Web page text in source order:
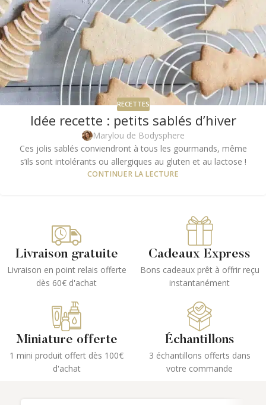
RECETTES
Idée recette : petits sablés d’hiver
Marylou de Bodysphere
Ces jolis sablés conviendront à tous les gourmands, même
s’ils sont intolérants ou allergiques au gluten et au lactose !
CONTINUER LA LECTURE
Livraison gratuite
Livraison en point relais offerte
dès 60€ d'achat
Cadeaux Express
Bons cadeaux prêt à offrir reçu
instantanément
Miniature offerte
1 mini produit offert dès 100€
d'achat
Échantillons
3 échantillons offerts dans
votre commande